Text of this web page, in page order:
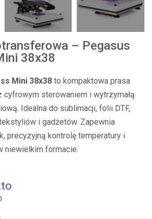
– Pegasus
38x38
Mini 38x38 to kompaktowa prasa
sterowaniem i wytrzymałą
Idealna do sublimacji, folii DTF,
i gadżetów. Zapewnia
precyzyjną kontrolę temperatury i
niewielkim formacie.